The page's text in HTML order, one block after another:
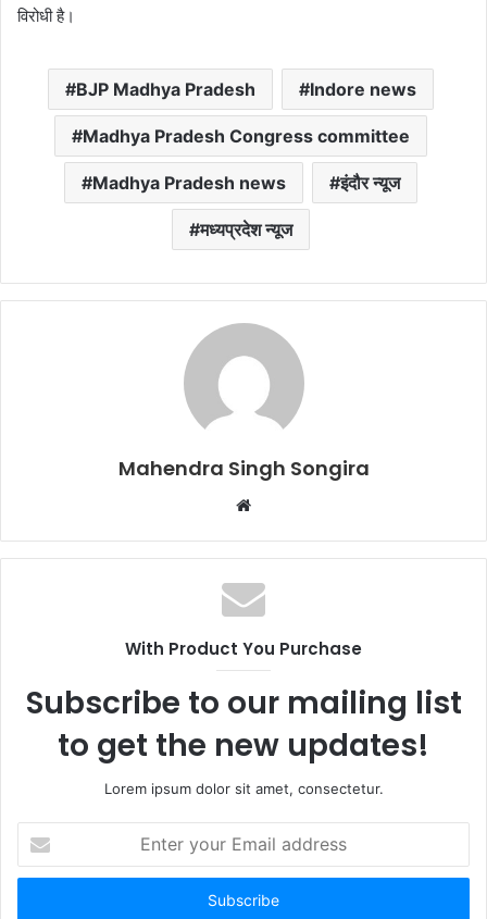
विरोधी है।
BJP Madhya Pradesh Indore news
Madhya Pradesh Congress committee
Madhya Pradesh news इंदौर न्यूज
मध्यप्रदेश न्यूज
Mahendra Singh Songira
Website
With Product You Purchase
Subscribe to our mailing list
to get the new updates!
Lorem ipsum dolor sit amet, consectetur.
your
Email